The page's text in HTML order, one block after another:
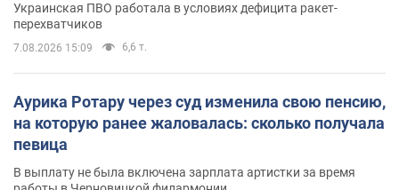
Украинская ПВО работала в условиях дефицита ракет-
перехватчиков
7.08.2026 15:09 6,6 т.
Аурика Ротару через суд изменила свою пенсию,
на которую ранее жаловалась: сколько получала
певица
В выплату не была включена зарплата артистки за время